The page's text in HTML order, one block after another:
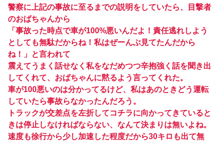
警察に上記の事故に至るまでの説明をしていたら、目撃者
のおばちゃんから
「事故った時点で車が100%悪いんだよ！責任逃れしよう
としても無駄だからね！私はぜーんぶ見てたんだから
ね！」と言われて
震えてうまく話せなく私をなだめつつ辛抱強く話を聞き出
してくれて、おばちゃんに黙るよう言ってくれた。
車が100悪いのは分かってるけど、私はあのときどう運転
していたら事故らなかったんだろう。
トラックが交差点を左折してコチラに向かってきていると
きは停止しなければならない、なんて決まりは無いよね。
速度も徐行から少し加速した程度だから30キロも出て無